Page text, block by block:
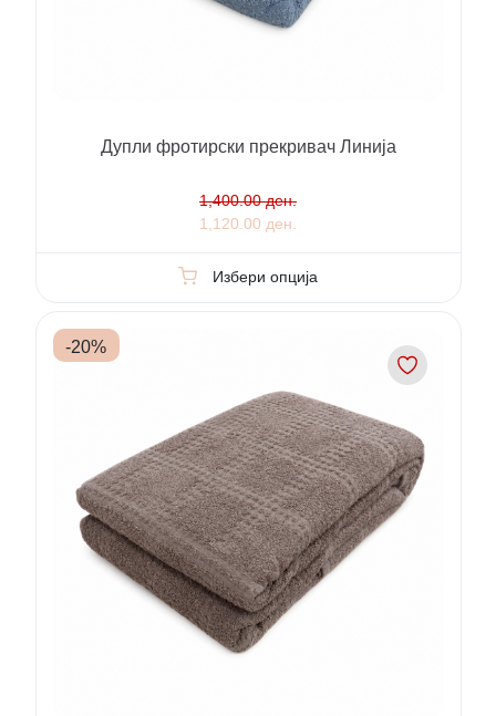
Дупли фротирски прекривач Линија
1,400.00 ден.
1,120.00 ден.
Избери опција
-20%